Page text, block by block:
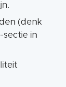
(denk
sectie in